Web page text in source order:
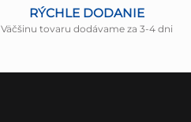
RÝCHLE DODANIE
Väčšinu tovaru dodávame za 3-4 dni